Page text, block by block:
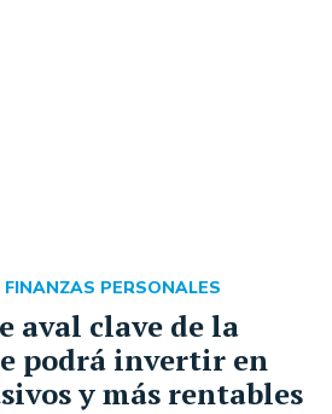
aval clave de la
podrá invertir en
y más rentables
FINANZAS PERSONALES